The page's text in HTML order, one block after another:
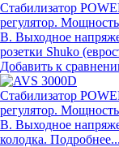
Стабилизатор
регулятор.
В. Выходное
розетки Shuko
Добавить к
Стабилизатор
регулятор.
В. Выходное
колодка. Подробнее...